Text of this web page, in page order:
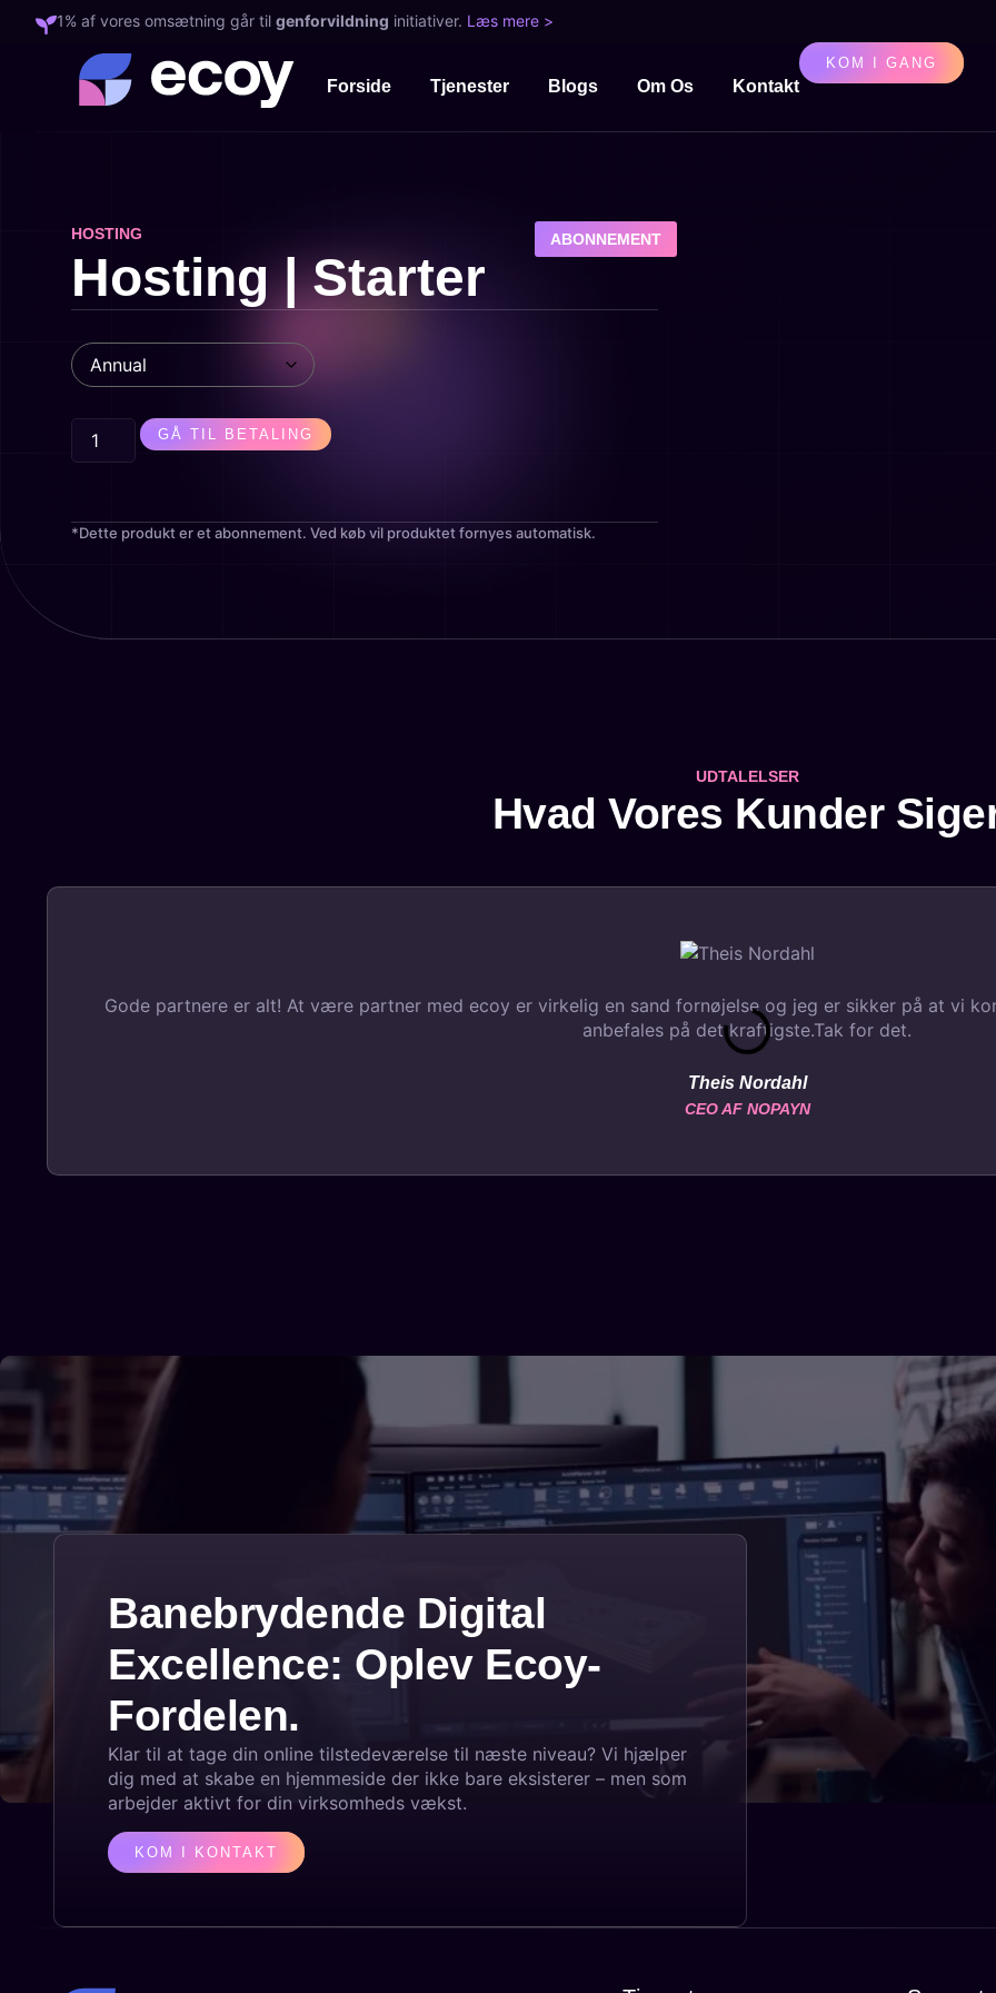
1% af vores omsætning går tilgenforvildning initiativer. Læs mere >
Forside Tjenester Blogs Om Os Kontakt
KOM I GANG
ABONNEMENT
HOSTING
Hosting | Starter
GÅ TIL BETALING
*Dette produkt er et abonnement. Ved køb vil produktet fornyes automatisk.
UDTALELSER
Hvad Vores Kunder
Gode partnere er alt! At være partner med ecoy er virkelig en sand fornøjelse og jeg er sikker på at vi
anbefales på det kraftigste.Tak for det.
Theis Nordahl
CEO AF NOPAYN
Banebrydende Digital
Excellence: Oplev Ecoy-
Fordelen.
Klar til at tage din online tilstedeværelse til næste niveau? Vi hjælper
dig med at skabe en hjemmeside der ikke bare eksisterer – men som
arbejder aktivt for din virksomheds vækst.
KOM I KONTAKT